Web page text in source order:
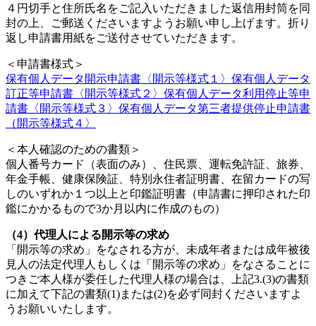
４円切手と住所氏名をご記入いただきました返信用封筒を同
封の上、ご郵送くださいますようお願い申し上げます。折り
返し申請書用紙をご送付させていただきます。
＜申請書様式＞
保有個人データ開示申請書〈開示等様式１〉 保有個人データ
訂正等申請書〈開示等様式２〉 保有個人データ利用停止等申
請書〈開示等様式３〉 保有個人データ第三者提供停止申請書
（開示等様式４〉
＜本人確認のための書類＞
個人番号カード（表面のみ）、住民票、運転免許証、旅券、
年金手帳、健康保険証、特別永住者証明書、在留カードの写
しのいずれか１つ以上と印鑑証明書（申請書に押印された印
鑑にかかるもので3か月以内に作成のもの）
（4）代理人による開示等の求め
「開示等の求め」をなされる方が、未成年者または成年被後
見人の法定代理人もしくは「開示等の求め」をなさることに
つきご本人様が委任した代理人様の場合は、上記3.(3)の書類
に加えて下記の書類(1)または(2)を必ず同封くださいますよ
うお願いいたします。